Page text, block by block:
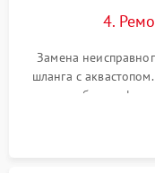
4.
Замена
шланга с
патрубках и
управления,